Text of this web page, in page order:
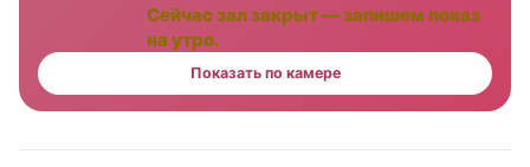
Сейчас зал закрыт — запишем показ
на утро.
Показать по камере